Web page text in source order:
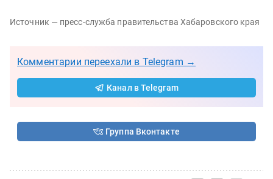
Источник — пресс-служба правительства Хабаровского края
Комментарии переехали в Telegram →
Канал в Telegram
Группа Вконтакте